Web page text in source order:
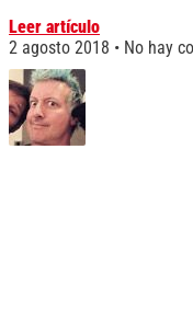
Leer artículo
2 agosto 2018
No hay